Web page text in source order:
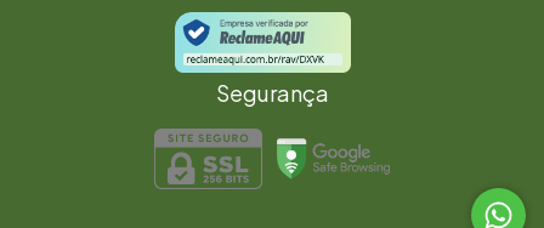
Segurança